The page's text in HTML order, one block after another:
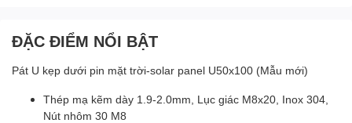
ĐẶC ĐIỂM NỔI BẬT
Pát U kẹp dưới pin mặt trời-solar panel U50x100 (Mẫu mới)
Thép mạ kẽm dày 1.9-2.0mm, Lục giác M8x20, Inox 304,
Nút nhôm 30 M8